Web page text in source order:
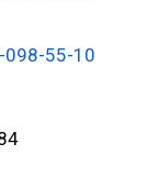
098-55-10